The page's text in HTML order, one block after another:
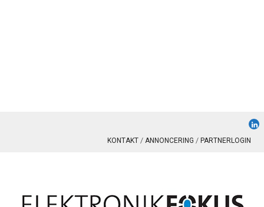
KONTAKT ANNONCERING PARTNERLOGIN